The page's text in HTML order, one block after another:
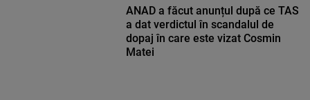
ANAD a făcut anunțul după ce TAS
a dat verdictul în scandalul de
dopaj în care este vizat Cosmin
Matei